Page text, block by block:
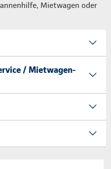
Mietwagen oder
/ Mietwagen-